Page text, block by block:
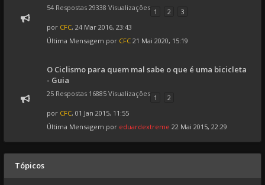
54 Respostas 29338 Visualizações 1 2
3
por CFC, 24 Mar 2016, 23:43
Última Mensagem por CFC 21 Mai 2020, 15:19
O Ciclismo para quem mal sabe o que é uma bicicleta
- Guia
25 Respostas 16885 Visualizações 1
2
por CFC, 01 Jan 2015, 11:55
Última Mensagem por eduardextreme 22 Mai 2015, 22:29
Tópicos